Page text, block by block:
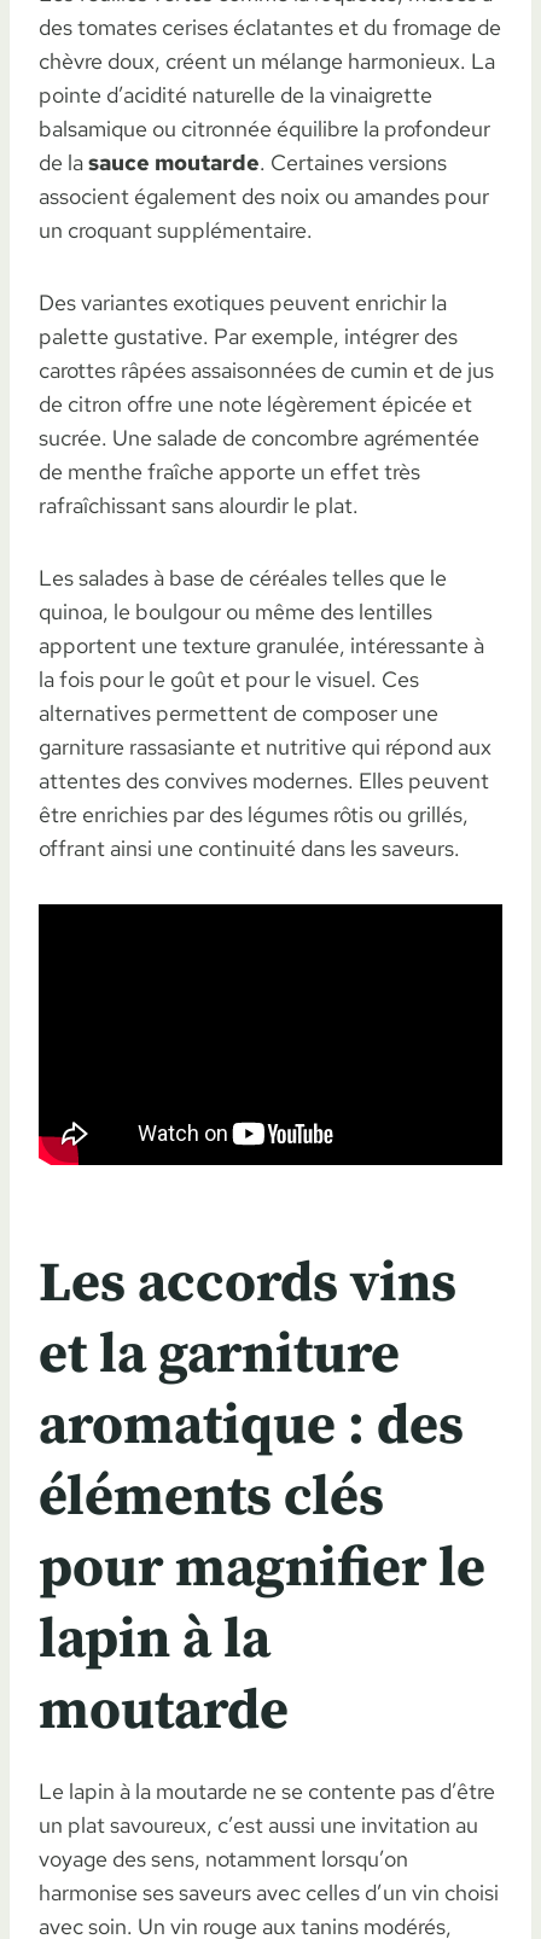
des tomates cerises éclatantes et du fromage de
chèvre doux, créent un mélange harmonieux. La
pointe d’acidité naturelle de la vinaigrette
balsamique ou citronnée équilibre la profondeur
de lasauce moutarde. Certaines versions
associent également des noix ou amandes pour
un croquant supplémentaire.
Des variantes exotiques peuvent enrichir la
palette gustative. Par exemple, intégrer des
carottes râpées assaisonnées de cumin et de jus
de citron offre une note légèrement épicée et
sucrée. Une salade de concombre agrémentée
de menthe fraîche apporte un effet très
rafraîchissant sans alourdir le plat.
Les salades à base de céréales telles que le
quinoa, le boulgour ou même des lentilles
apportent une texture granulée, intéressante à
la fois pour le goût et pour le visuel. Ces
alternatives permettent de composer une
garniture rassasiante et nutritive qui répond aux
attentes des convives modernes. Elles peuvent
être enrichies par des légumes rôtis ou grillés,
offrant ainsi une continuité dans les saveurs.
Les accords vins
et la garniture
aromatique : des
éléments clés
pour magnifier le
lapin à la
moutarde
Le lapin à la moutarde ne se contente pas d’être
un plat savoureux, c’est aussi une invitation au
voyage des sens, notamment lorsqu’on
harmonise ses saveurs avec celles d’un vin choisi
avec soin. Un vin rouge aux tanins modérés,